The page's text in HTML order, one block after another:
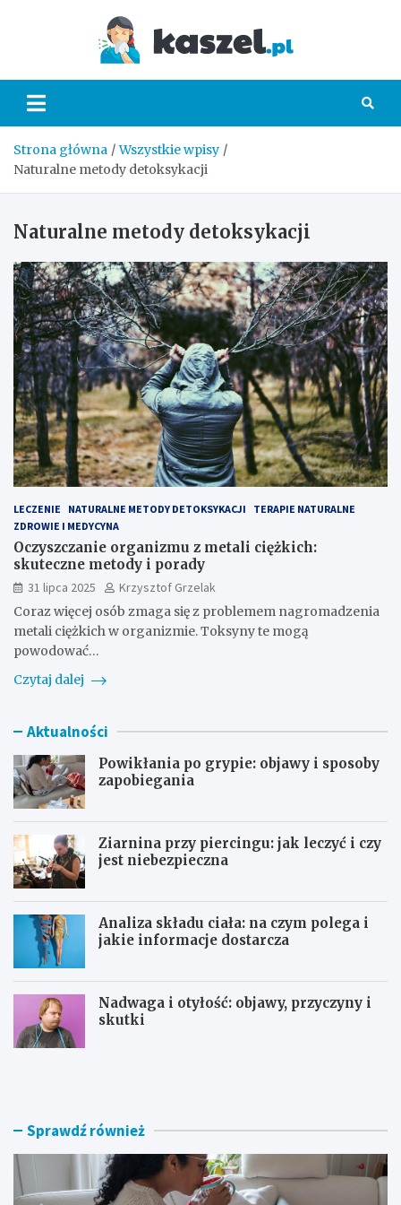
Strona główna
Wszystkie wpisy
Naturalne metody detoksykacji
Naturalne metody detoksykacji
LECZENIE NATURALNE METODY DETOKSYKACJI
TERAPIE NATURALNE
ZDROWIE I MEDYCYNA
Oczyszczanie organizmu z metali ciężkich:
skuteczne metody i porady
31 lipca 2025
Krzysztof Grzelak
Coraz więcej osób zmaga się z problemem nagromadzenia
metali ciężkich w organizmie. Toksyny te mogą
powodować…
Czytaj dalej
Aktualności
Powikłania po grypie: objawy i sposoby
zapobiegania
Ziarnina przy piercingu: jak leczyć i czy
jest niebezpieczna
Analiza składu ciała: na czym polega i
jakie informacje dostarcza
Nadwaga i otyłość: objawy, przyczyny i
skutki
P
ł
n
a
Z
i
a
p
r
Sprawdź również